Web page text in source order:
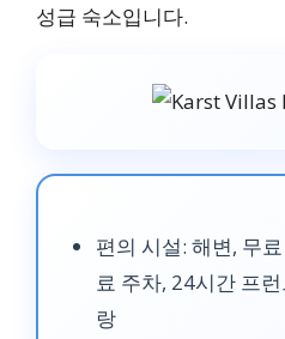
성급 숙소입니다.
편의 시설: 해변, 무
료 주차, 24시간 프
랑